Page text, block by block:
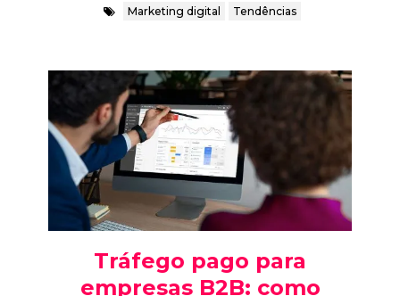
Marketing digital Tendências
Tráfego pago para
empresas B2B: como